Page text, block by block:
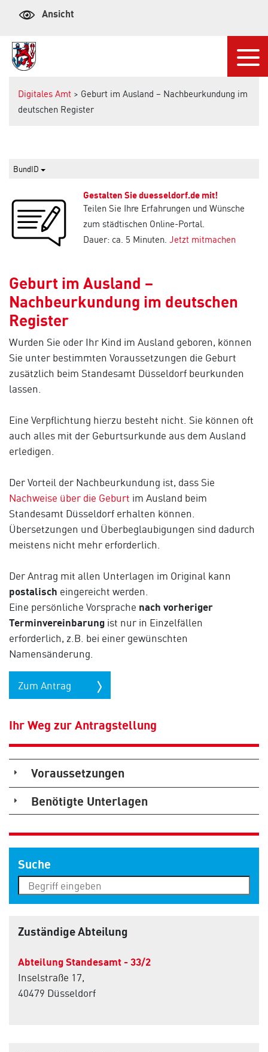
Ansicht
Digitales Amt > Geburt im Ausland – Nachbeurkundung im
deutschen Register
BundID
Gestalten Sie duesseldorf.de mit!
Teilen Sie Ihre Erfahrungen und Wünsche
zum städtischen Online-Portal.
Dauer: ca. 5 Minuten. Jetzt mitmachen
Geburt im Ausland –
Nachbeurkundung im deutschen
Register
Wurden Sie oder Ihr Kind im Ausland geboren, können
Sie unter bestimmten Voraussetzungen die Geburt
zusätzlich beim Standesamt Düsseldorf beurkunden
lassen.
Eine Verpflichtung hierzu besteht nicht. Sie können oft
auch alles mit der Geburtsurkunde aus dem Ausland
erledigen.
Der Vorteil der Nachbeurkundung ist, dass Sie
Nachweise über die Geburt im Ausland beim
Standesamt Düsseldorf erhalten können.
Übersetzungen und Überbeglaubigungen sind dadurch
meistens nicht mehr erforderlich.
Der Antrag mit allen Unterlagen im Original kann
postalisch eingereicht werden.
Eine persönliche Vorsprache nach vorheriger
Terminvereinbarung ist nur in Einzelfällen
erforderlich, z.B. bei einer gewünschten
Namensänderung.
Zum Antrag
Ihr Weg zur Antragstellung
Voraussetzungen
Benötigte Unterlagen
Suche
Zuständige Abteilung
Abteilung Standesamt - 33/2
Inselstraße 17,
40479 Düsseldorf